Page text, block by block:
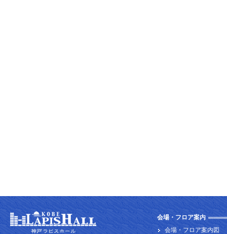
会場・フロア案内
会場・フロア案内図